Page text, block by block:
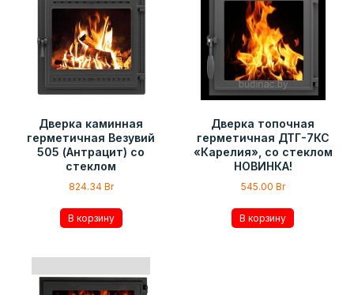
Дверка каминная
герметичная Везувий
505 (Антрацит) со
стеклом
824.34 Br
В корзину
Дверка топочная
герметичная ДТГ-7КС
«Карелия», со стеклом
НОВИНКА!
545.00 Br
В корзину